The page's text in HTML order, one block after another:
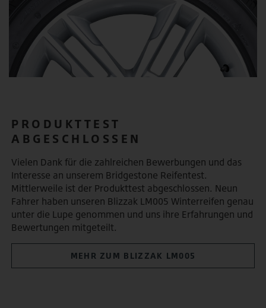
PRODUKTTEST
ABGESCHLOSSEN
Vielen Dank für die zahlreichen Bewerbungen und das
Interesse an unserem Bridgestone Reifentest.
Mittlerweile ist der Produkttest abgeschlossen. Neun
Fahrer haben unseren Blizzak LM005 Winterreifen genau
unter die Lupe genommen und uns ihre Erfahrungen und
Bewertungen mitgeteilt.
MEHR ZUM BLIZZAK LM005